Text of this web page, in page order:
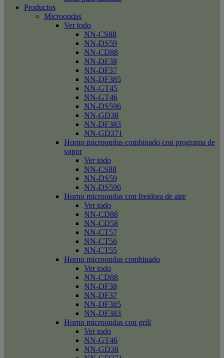
Productos
Microondas
Ver todo
NN-CS88
NN-DS59
NN-CD88
NN-DF38
NN-DF37
NN-DF385
NN-GT45
NN-GT46
NN-DS596
NN-GD38
NN-DF383
NN-GD371
Horno microondas combinado con programa de
vapor
Ver todo
NN-CS88
NN-DS59
NN-DS596
Horno microondas con freidora de aire
Ver todo
NN-CD88
NN-CD58
NN-CT57
NN-CT56
NN-CT55
Horno microondas combinado
Ver todo
NN-CD88
NN-DF38
NN-DF37
NN-DF385
NN-DF383
Horno microondas con grill
Ver todo
NN-GT46
NN-GD38